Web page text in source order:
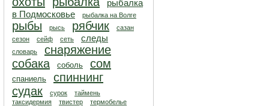
рыбалка
в Подмосковье
рыбалка на Волге
рыбы рысь рябчик
сазан
сезон
сейф сеть следы
словарь
снаряжение
собака
соболь сом
спаниель
спиннинг
судак
сурок
таймень
таксидермия
твистер термобелье